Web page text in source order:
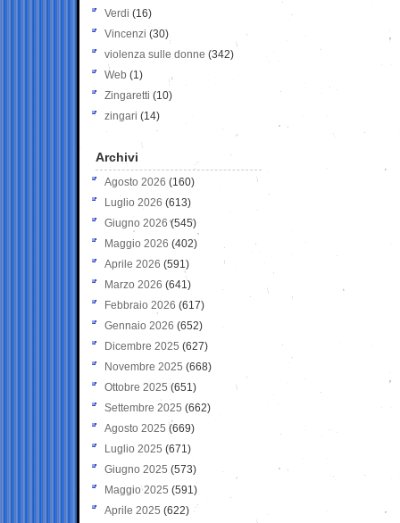
Verdi (16)
Vincenzi (30)
violenza sulle donne (342)
Web (1)
Zingaretti (10)
zingari (14)
Archivi
Agosto 2026 (160)
Luglio 2026 (613)
Giugno 2026 (545)
Maggio 2026 (402)
Aprile 2026 (591)
Marzo 2026 (641)
Febbraio 2026 (617)
Gennaio 2026 (652)
Dicembre 2025 (627)
Novembre 2025 (668)
Ottobre 2025 (651)
Settembre 2025 (662)
Agosto 2025 (669)
Luglio 2025 (671)
Giugno 2025 (573)
Maggio 2025 (591)
Aprile 2025 (622)